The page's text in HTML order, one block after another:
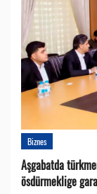
Biznes
Aşgabatda
ösdürmeklige